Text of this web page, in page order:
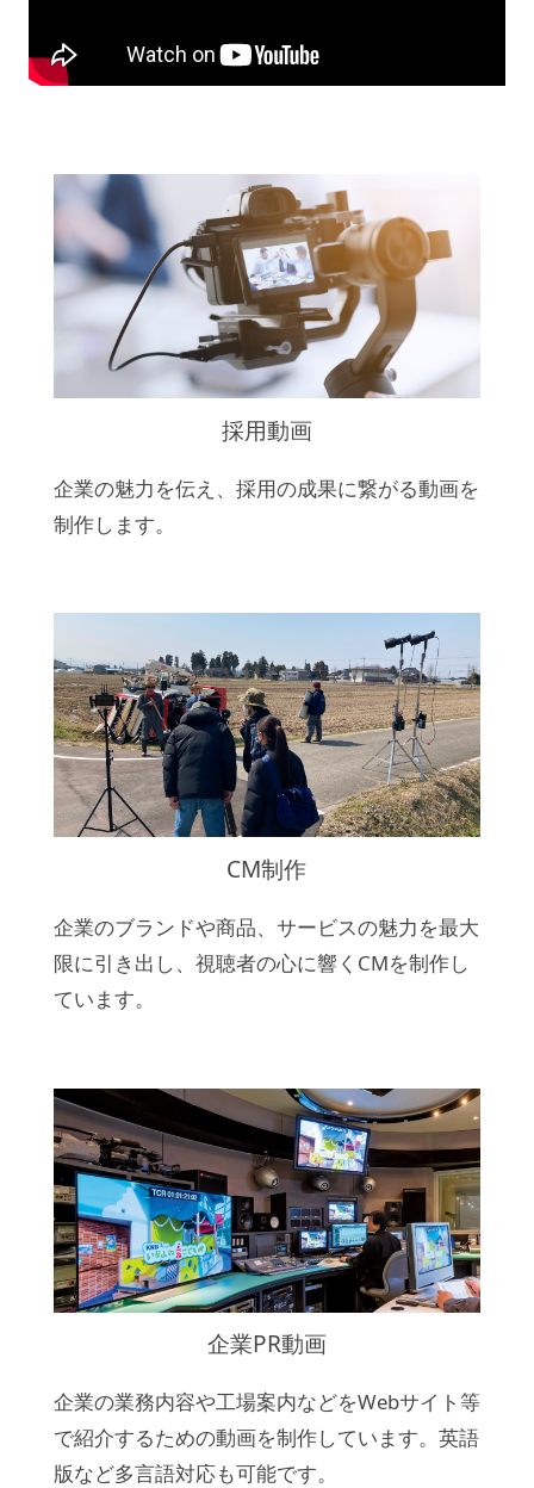
採用動画
企業の魅力を伝え、採用の成果に繋がる動画を
制作します。
CM制作
企業のブランドや商品、サービスの魅力を最大
限に引き出し、視聴者の心に響くCMを制作し
ています。
企業PR動画
企業の業務内容や工場案内などをWebサイト等
で紹介するための動画を制作しています。英語
版など多言語対応も可能です。